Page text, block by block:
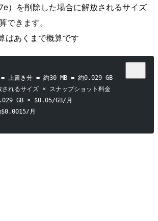
）を削除した場合に解放されるサイズ
できます。
はあくまで概算です
= 上書き分 = 約30 MB = 約0.029 GB
れるサイズ × スナップショット料金
GB × $0.05/GB/月
月